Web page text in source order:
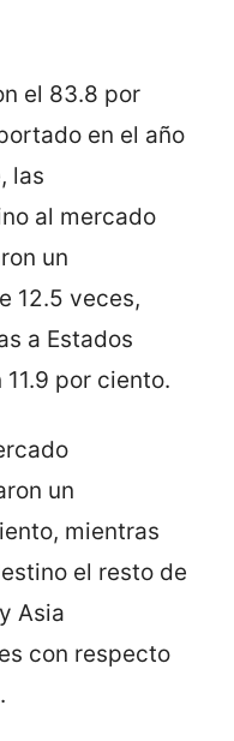
el 83.8 por
en el año
las
al mercado
un
12.5 veces,
a Estados
por ciento.
un
mientras
el resto de
Asia
con respecto